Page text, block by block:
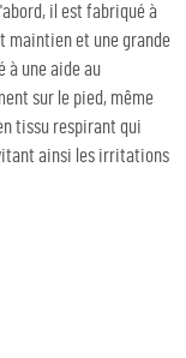
il est fabriqué à
maintien et une grande
une aide au
sur le pied, même
tissu respirant qui
ainsi les irritations